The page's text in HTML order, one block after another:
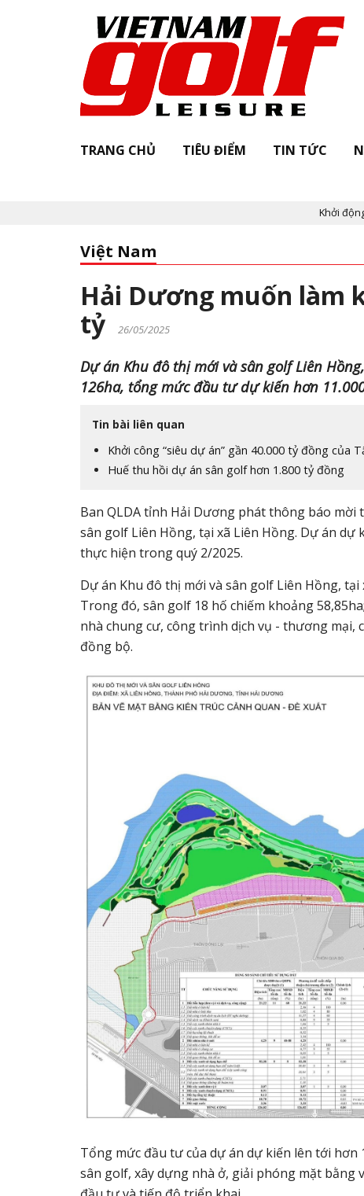
TRANG CHỦ TIÊU ĐIỂM TIN TỨC
Khởi động
Việt Nam
Hải Dương muốn làm
tỷ
26/05/2025
Dự án Khu đô thị mới và sân golf Liên
126ha, tổng mức đầu tư dự kiến hơn
Tin bài liên quan
Khởi công “siêu dự án” gần 40.000 tỷ đồng của
Huế thu hồi dự án sân golf hơn 1.800 tỷ đồng
Ban QLDA tỉnh Hải Dương phát thông báo
sân golf Liên Hồng, tại xã Liên Hồng. Dự án
thực hiện trong quý 2/2025.
Dự án Khu đô thị mới và sân golf Liên Hồng,
Trong đó, sân golf 18 hố chiếm khoảng
nhà chung cư, công trình dịch vụ - thương mại,
đồng bộ.
Tổng mức đầu tư của dự án dự kiến lên tới
sân golf, xây dựng nhà ở, giải phóng mặt bằng